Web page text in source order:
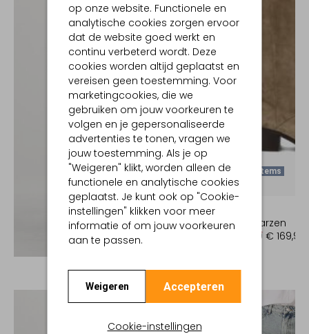
op onze website. Functionele en
analytische cookies zorgen ervoor
dat de website goed werkt en
continu verbeterd wordt. Deze
cookies worden altijd geplaatst en
vereisen geen toestemming. Voor
marketingcookies, die we
gebruiken om jouw voorkeuren te
volgen en je gepersonaliseerde
advertenties te tonen, vragen we
jouw toestemming. Als je op
"Weigeren" klikt, worden alleen de
functionele en analytische cookies
geplaatst. Je kunt ook op "Cookie-
instellingen" klikken voor meer
informatie of om jouw voorkeuren
aan te passen.
Weigeren Accepteren
Cookie-instellingen
Ontdek de look
Laatste Items
-50%
Hoge laarzen
€ 339,99 € 169,99